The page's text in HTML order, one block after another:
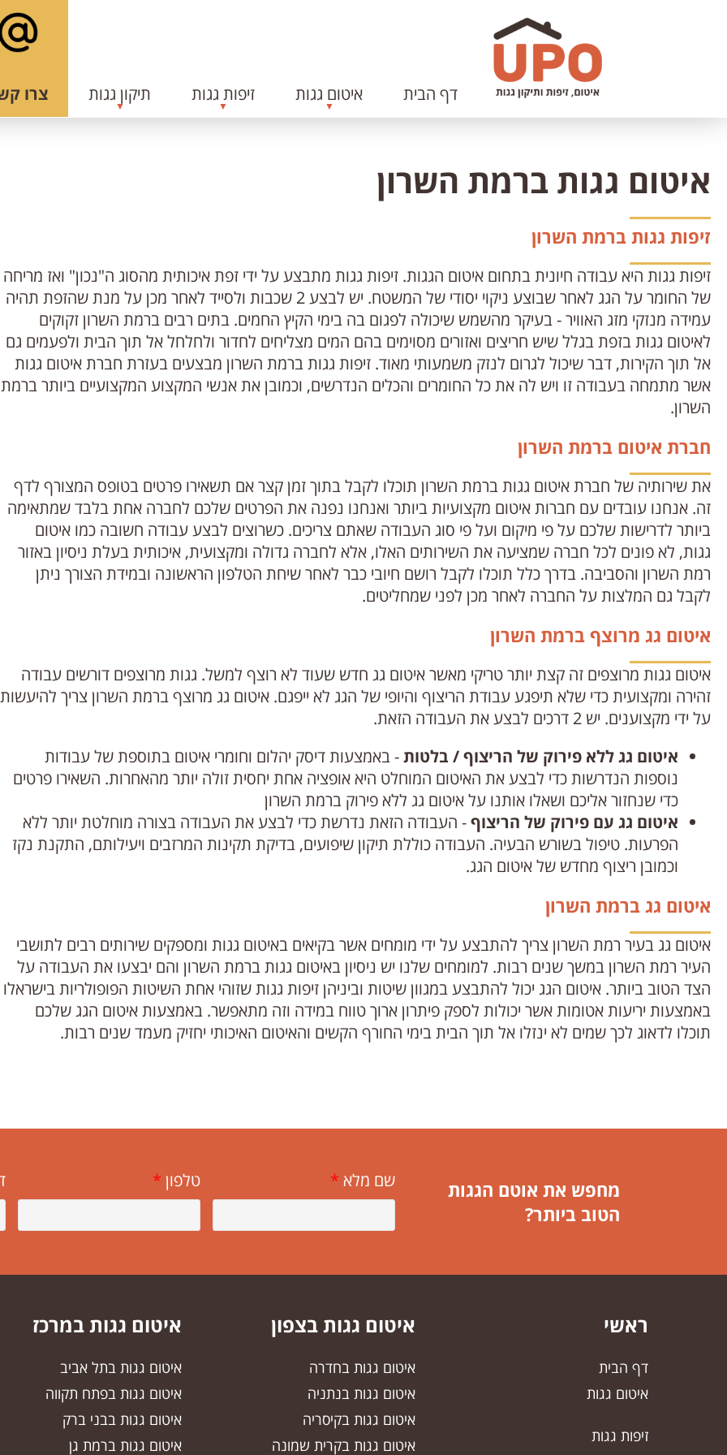
דף הבית איטום גגות זיפות גגות תיקון גגות צרו
איטום גגות ברמת השרון
זיפות גגות ברמת השרון
זיפות גגות היא עבודה חיונית בתחום איטום הגגות. זיפות גגות מתבצע על ידי זפת איכותית מהסוג ה"נכון" ואז מריחה
של החומר על הגג לאחר שבוצע ניקוי יסודי של המשטח. יש לבצע 2 שכבות ולסייד לאחר מכן על מנת שהזפת תהיה
עמידה מנזקי מזג האוויר - בעיקר מהשמש שיכולה לפגום בה בימי הקיץ החמים. בתים רבים ברמת השרון זקוקים
לאיטום גגות בזפת בגלל שיש חריצים ואזורים מסוימים בהם המים מצליחים לחדור ולחלחל אל תוך הבית ולפעמים גם
אל תוך הקירות, דבר שיכול לגרום לנזק משמעותי מאוד. זיפות גגות ברמת השרון מבצעים בעזרת חברת איטום גגות
אשר מתמחה בעבודה זו ויש לה את כל החומרים והכלים הנדרשים, וכמובן את אנשי המקצוע המקצועיים ביותר ברמת
השרון.
חברת איטום ברמת השרון
את שירותיה של חברת איטום גגות ברמת השרון תוכלו לקבל בתוך זמן קצר אם תשאירו פרטים בטופס המצורף לדף
זה. אנחנו עובדים עם חברות איטום מקצועיות ביותר ואנחנו נפנה את הפרטים שלכם לחברה אחת בלבד שמתאימה
ביותר לדרישות שלכם על פי מיקום ועל פי סוג העבודה שאתם צריכים. כשרוצים לבצע עבודה חשובה כמו איטום
גגות, לא פונים לכל חברה שמציעה את השירותים האלו, אלא לחברה גדולה ומקצועית, איכותית בעלת ניסיון באזור
רמת השרון והסביבה. בדרך כלל תוכלו לקבל רושם חיובי כבר לאחר שיחת הטלפון הראשונה ובמידת הצורך ניתן
לקבל גם המלצות על החברה לאחר מכן לפני שמחליטים.
איטום גג מרוצף ברמת השרון
איטום גגות מרוצפים זה קצת יותר טריקי מאשר איטום גג חדש שעוד לא רוצף למשל. גגות מרוצפים דורשים עבודה
זהירה ומקצועית כדי שלא תיפגע עבודת הריצוף והיופי של הגג לא ייפגם. איטום גג מרוצף ברמת השרון צריך להיעשות
על ידי מקצוענים. יש 2 דרכים לבצע את העבודה הזאת.
איטום גג ללא פירוק של הריצוף / בלטות- באמצעות דיסק יהלום וחומרי איטום בתוספת של עבודות
נוספות הנדרשות כדי לבצע את האיטום המוחלט היא אופציה אחת יחסית זולה יותר מהאחרות. השאירו פרטים
כדי שנחזור אליכם ושאלו אותנו על איטום גג ללא פירוק ברמת השרון
איטום גג עם פירוק של הריצוף- העבודה הזאת נדרשת כדי לבצע את העבודה בצורה מוחלטת יותר ללא
הפרעות. טיפול בשורש הבעיה. העבודה כוללת תיקון שיפועים, בדיקת תקינות המרזבים ויעילותם, התקנת נקז
וכמובן ריצוף מחדש של איטום הגג.
איטום גג ברמת השרון
איטום גג בעיר רמת השרון צריך להתבצע על ידי מומחים אשר בקיאים באיטום גגות ומספקים שירותים רבים לתושבי
העיר רמת השרון במשך שנים רבות. למומחים שלנו יש ניסיון באיטום גגות ברמת השרון והם יבצעו את העבודה על
הצד הטוב ביותר. איטום הגג יכול להתבצע במגוון שיטות וביניהן זיפות גגות שזוהי אחת השיטות הפופולריות בישראלו
באמצעות יריעות אטומות אשר יכולות לספק פיתרון ארוך טווח במידה וזה מתאפשר. באמצעות איטום הגג שלכם
תוכלו לדאוג לכך שמים לא ינזלו אל תוך הבית בימי החורף הקשים והאיטום האיכותי יחזיק מעמד שנים רבות.
מחפש את אוטם הגגות
הטוב ביותר?
שם מלא * טלפון *
ראשי
דף הבית
איטום גגות
זיפות גגות
איטום גגות בצפון
איטום גגות בחדרה
איטום גגות בנתניה
איטום גגות בקיסריה
איטום גגות בקרית שמונה
איטום גגות במרכז
איטום גגות בתל אביב
איטום גגות בפתח תקווה
איטום גגות בבני ברק
איטום גגות ברמת גן